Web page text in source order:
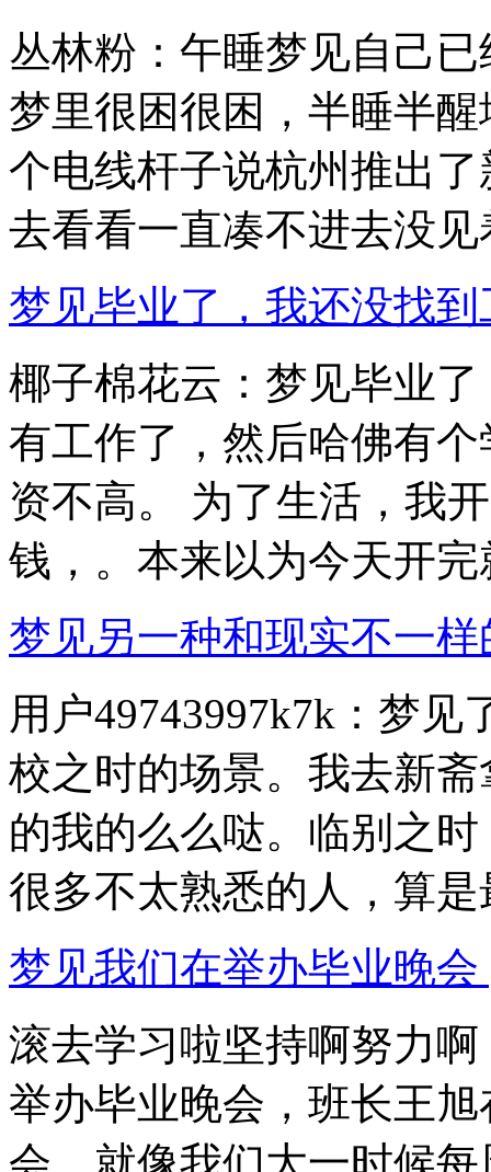
丛林粉：午睡梦见自己
梦里很困很困，半睡半
个电线杆子说杭州推出
去看看一直凑不进去没见
梦见毕业了，我还没找
椰子棉花云：梦见毕业
有工作了，然后哈佛有
资不高。 为了生活，我
钱，。本来以为今天开完
梦见另一种和现实不一
用户49743997k7k：梦
校之时的场景。我去新
的我的么么哒。临别之
很多不太熟悉的人，算是
梦见我们在举办毕业晚
滚去学习啦坚持啊努力
举办毕业晚会，班长王
会，就像我们大一时候